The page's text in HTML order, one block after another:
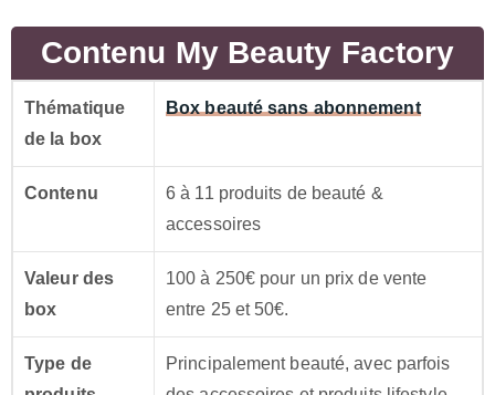
Contenu My Beauty Factory
Thématique
de la box
Box beauté sans abonnement
Contenu
6 à 11 produits de beauté &
accessoires
Valeur des
box
100 à 250€ pour un prix de vente
entre 25 et 50€.
Type de
Principalement beauté, avec parfois